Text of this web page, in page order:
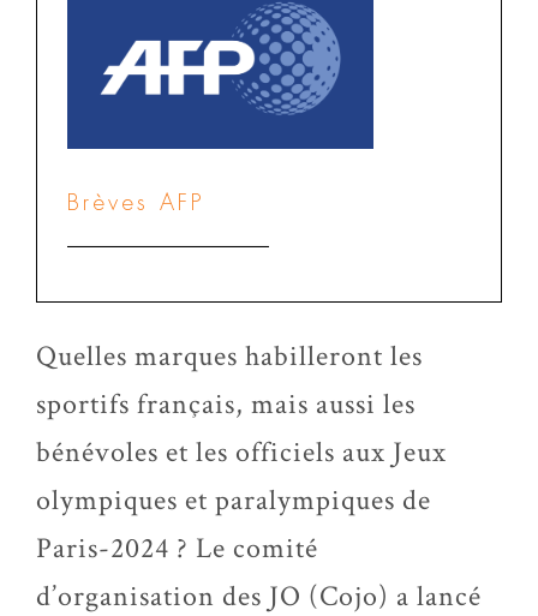
Brèves AFP
Quelles marques habilleront les
sportifs français, mais aussi les
bénévoles et les officiels aux Jeux
olympiques et paralympiques de
Paris-2024 ? Le comité
d’organisation des JO (Cojo) a lancé